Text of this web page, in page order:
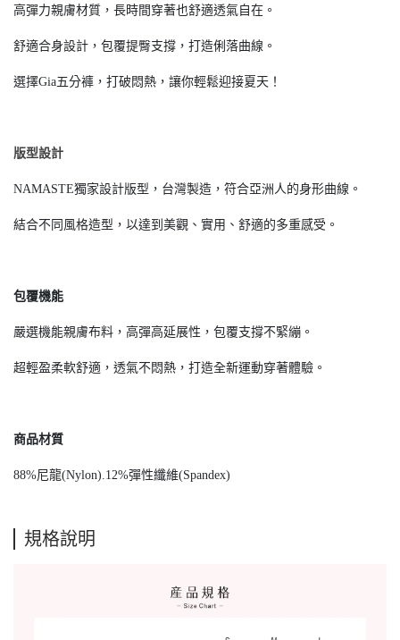
高彈力親膚材質，長時間穿著也舒適透氣自在。
舒適合身設計，包覆提臀支撐，打造俐落曲線。
選擇Gia五分褲，打破悶熱，讓你輕鬆迎接夏天！
版型設計
NAMASTE獨家設計版型，台灣製造，符合亞洲人的身形曲線。
結合不同風格造型，以達到美觀、實用、舒適的多重感受。
包覆機能
嚴選機能親膚布料，高彈高延展性，包覆支撐不緊繃。
超輕盈柔軟舒適，透氣不悶熱，打造全新運動穿著體驗。
商品材質
88%尼龍(Nylon).12%彈性纖維(Spandex)
規格說明